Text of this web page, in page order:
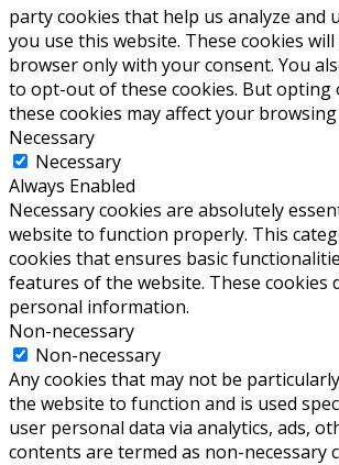
party cookies that help us analyze and
you use this website. These cookies
browser only with your consent. You
to opt-out of these cookies. But opting
these cookies may affect your
Necessary
Necessary
Always Enabled
Necessary cookies are absolutely
website to function properly. This
cookies that ensures basic
features of the website. These cookies
personal information.
Non-necessary
Non-necessary
Any cookies that may not be
the website to function and is used
user personal data via analytics, ads,
contents are termed as non-necessary